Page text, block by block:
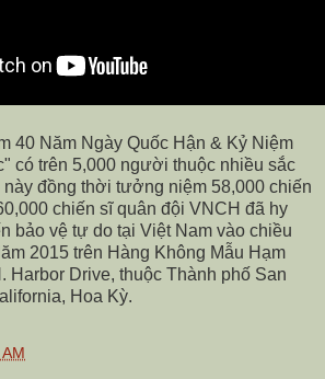
40 Năm Ngày Quốc Hận & Kỷ Niệm
có trên 5,000 người thuộc nhiều sắc
đồng thời tưởng niệm 58,000 chiến
chiến sĩ quân đội VNCH đã hy
bảo vệ tự do tại Việt Nam vào chiều
2015 trên Hàng Không Mẫu Hạm
Harbor Drive, thuộc Thành phố San
Hoa Kỳ.